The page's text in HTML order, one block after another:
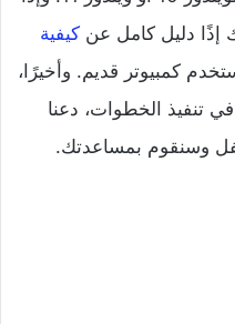
دليل كامل عن كيفية
كمبيوتر قديم. وأخيرًا،
تنفيذ الخطوات، دعنا
وسنقوم بمساعدتك.